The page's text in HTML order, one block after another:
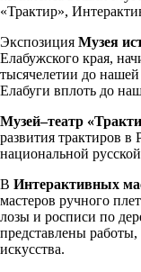
«Трактир»,
Экспозиция Музея
Елабужского края,
тысячелетии до
Елабуги вплоть до
Музей–театр
развития трактиров в
национальной
В Интерактивных
мастеров ручного
лозы и росписи по
представлены
искусства.